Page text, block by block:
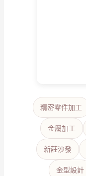
精密零件加工
金屬加工
新莊沙發
金型設計